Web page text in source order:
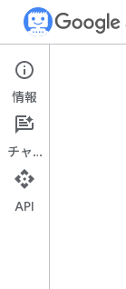
事例紹介
加して動画のクリ
Wix が Google API
にとっての価値を
情報
チャット
API